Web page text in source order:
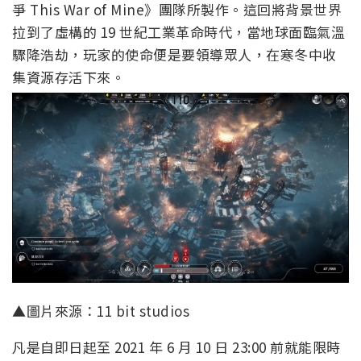
爭 This War of Mine》團隊所製作。這回將背景世界
拉到了虛構的 19 世紀工業革命時代，當地球面臨氣溫
驟降浩劫，玩家的使命便是要領導眾人，在寒冬中收
集資源存活下來。
▲圖片來源：11 bit studios
凡是自即日起至 2021 年 6 月 10 日 23:00 前就能限時